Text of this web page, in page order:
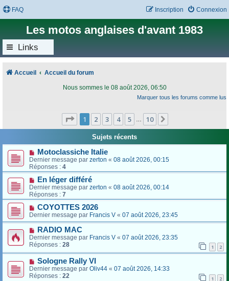
FAQ Connexion
Inscription
Les motos anglaises d'avant 1983
Links
Accueil Accueil du forum
Nous sommes le 08 août 2026, 06:50
Marquer tous les forums comme lus
Page 1sur
1 2 3 4 5 10
Sujets récents
Motoclassiche Italie
Dernier message par zerton « 08 août 2026, 00:15
Réponses : 4
En léger différé
Dernier message par zerton « 08 août 2026, 00:14
Réponses : 7
COYOTTES 2026
Dernier message par Francis V « 07 août 2026, 23:45
RADIO MAC
Dernier message par Francis V « 07 août 2026, 23:35
Réponses : 28 1 2
Sologne Rally VI
Dernier message par Oliv44 « 07 août 2026, 14:33
Réponses : 22 1 2